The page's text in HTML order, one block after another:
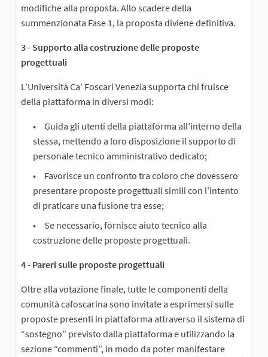
modifiche alla proposta. Allo scadere della
summenzionata Fase 1, la proposta diviene definitiva.
3 - Supporto alla costruzione delle proposte
progettuali
L’Università Ca’ Foscari Venezia supporta chi fruisce
della piattaforma in diversi modi:
Guida gli utenti della piattaforma all’interno della
stessa, mettendo a loro disposizione il supporto di
personale tecnico amministrativo dedicato;
Favorisce un confronto tra coloro che dovessero
presentare proposte progettuali simili con l’intento
di praticare una fusione tra esse;
Se necessario, fornisce aiuto tecnico alla
costruzione delle proposte progettuali.
4 - Pareri sulle proposte progettuali
Oltre alla votazione finale, tutte le componenti della
comunità cafoscarina sono invitate a esprimersi sulle
proposte presenti in piattaforma attraverso il sistema di
“sostegno” previsto dalla piattaforma e utilizzando la
sezione “commenti”, in modo da poter manifestare